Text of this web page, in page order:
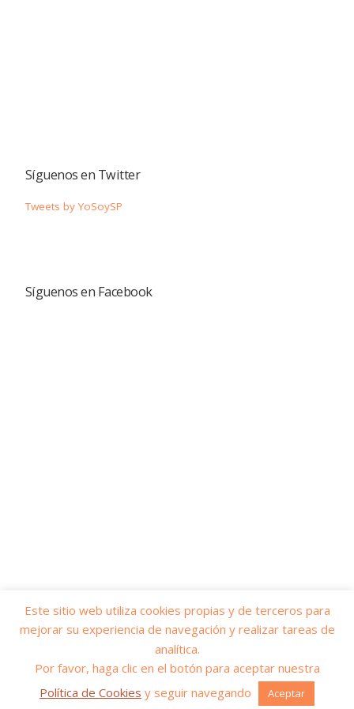
Síguenos en Twitter
Tweets by YoSoySP
Síguenos en Facebook
Yo soy servicios públicos– Todos los derechos reservados
Funciona conWP – Diseñado con elTema Customizr
Este sitio web utiliza cookies propias y de terceros para
mejorar su experiencia de navegación y realizar tareas de
analítica.
Por favor, haga clic en el botón para aceptar nuestra
Política de Cookies y seguir navegando Aceptar